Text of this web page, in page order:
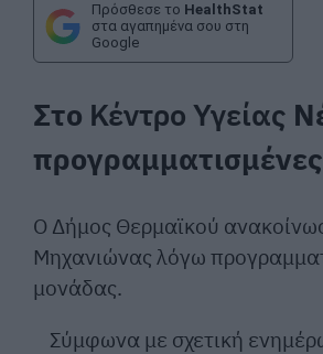
Πρόσθεσε το HealthStat
στα αγαπημένα σου στη
Google
Στο Κέντρο Υγείας
Ο Δήμος Θερμαϊκού
Μηχανιώνας λόγω
μονάδας.
Σύμφωνα με σχετική